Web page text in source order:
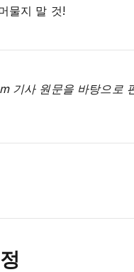
물지 말 것!
기사 원문을 바탕으로